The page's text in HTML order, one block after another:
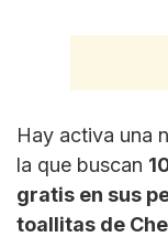
Hay activa una
la que buscan
gratis en sus
toallitas de